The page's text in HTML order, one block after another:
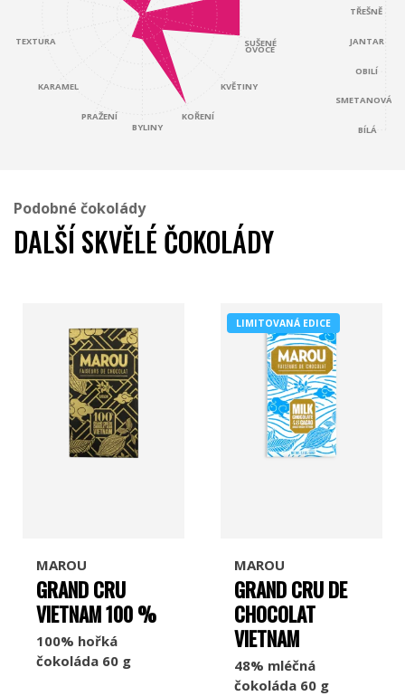
TŘEŠNĚ
JANTAR
OBILÍ
SMETANOVÁ
BÍLÁ
SUŠENÉ
OVOCE
KVĚTINY
KOŘENÍ
BYLINY
PRAŽENÍ
KARAMEL
TEXTURA
Podobné čokolády
DALŠÍ SKVĚLÉ ČOKOLÁDY
MAROU
GRAND CRU
VIETNAM 100 %
100% hořká
čokoláda 60 g
LIMITOVANÁ EDICE
MAROU
GRAND CRU DE
CHOCOLAT
VIETNAM
48% mléčná
čokoláda 60 g